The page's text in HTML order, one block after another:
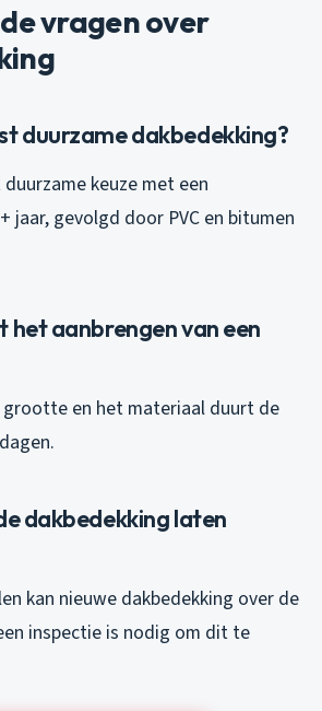
vragen over
duurzame dakbedekking?
keuze met een
jaar, gevolgd door PVC en bitumen
het aanbrengen van een
grootte en het materiaal duurt de
dakbedekking laten
kan nieuwe dakbedekking over de
inspectie is nodig om dit te